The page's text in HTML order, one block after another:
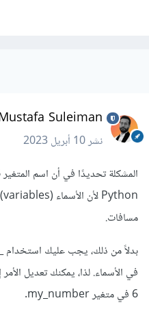
Mustafa Suleiman
نشر10 أبريل 2023
مسافات.
6 في متغير my_number.